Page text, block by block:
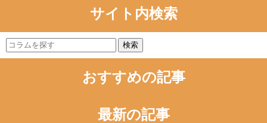
サイト内検索
検索
おすすめの記事
最新の記事